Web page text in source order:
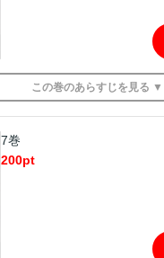
この巻のあらすじを 見る ▼
7巻
200pt